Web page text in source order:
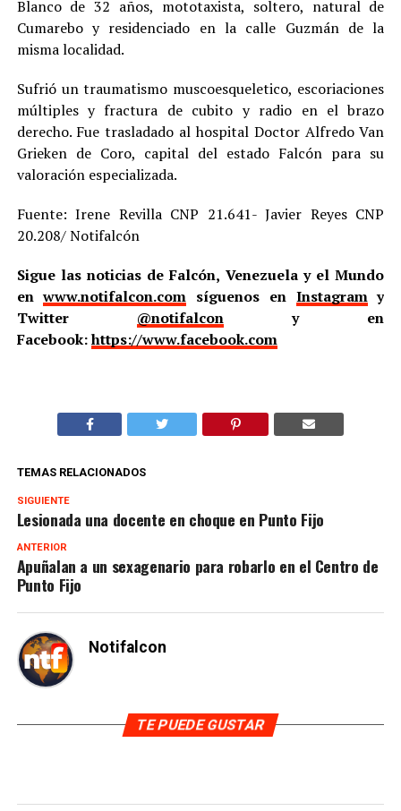
Blanco de 32 años, mototaxista, soltero, natural de
Cumarebo y residenciado en la calle Guzmán de la
misma localidad.
Sufrió un traumatismo muscoesqueletico, escoriaciones
múltiples y fractura de cubito y radio en el brazo
derecho. Fue trasladado al hospital Doctor Alfredo Van
Grieken de Coro, capital del estado Falcón para su
valoración especializada.
Fuente: Irene Revilla CNP 21.641- Javier Reyes CNP
20.208/ Notifalcón
Sigue las noticias de Falcón, Venezuela y el Mundo
enwww.notifalcon.com síguenos en Instagramy
Twitter @notifalcony en
Facebook:https://www.facebook.com
TEMAS RELACIONADOS
SIGUIENTE
Lesionada una docente en choque en Punto Fijo
ANTERIOR
Apuñalan a un sexagenario para robarlo en el Centro de
Punto Fijo
Notifalcon
TE PUEDE GUSTAR